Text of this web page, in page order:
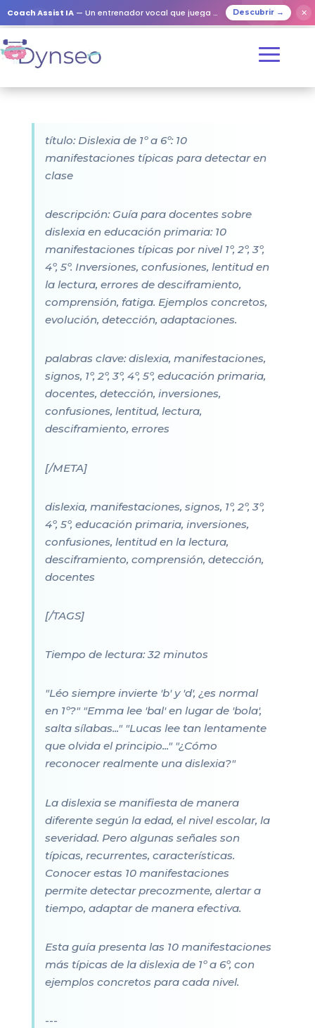
Coach Assist IA — Un entrenador vocal que juega con tus seres queridos Descubrir → ✕
título: Dislexia de 1º a 6º: 10
manifestaciones típicas para detectar en
clase
descripción: Guía para docentes sobre
dislexia en educación primaria: 10
manifestaciones típicas por nivel 1º, 2º, 3º,
4º, 5º. Inversiones, confusiones, lentitud en
la lectura, errores de desciframiento,
comprensión, fatiga. Ejemplos concretos,
evolución, detección, adaptaciones.
palabras clave: dislexia, manifestaciones,
signos, 1º, 2º, 3º, 4º, 5º, educación primaria,
docentes, detección, inversiones,
confusiones, lentitud, lectura,
desciframiento, errores
[/META]
dislexia, manifestaciones, signos, 1º, 2º, 3º,
4º, 5º, educación primaria, inversiones,
confusiones, lentitud en la lectura,
desciframiento, comprensión, detección,
docentes
[/TAGS]
Tiempo de lectura: 32 minutos
"Léo siempre invierte 'b' y 'd', ¿es normal
en 1º?" "Emma lee 'bal' en lugar de 'bola',
salta sílabas..." "Lucas lee tan lentamente
que olvida el principio..." "¿Cómo
reconocer realmente una dislexia?"
La dislexia se manifiesta de manera
diferente según la edad, el nivel escolar, la
severidad. Pero algunas señales son
típicas, recurrentes, características.
Conocer estas 10 manifestaciones
permite detectar precozmente, alertar a
tiempo, adaptar de manera efectiva.
Esta guía presenta las 10 manifestaciones
más típicas de la dislexia de 1º a 6º, con
ejemplos concretos para cada nivel.
---